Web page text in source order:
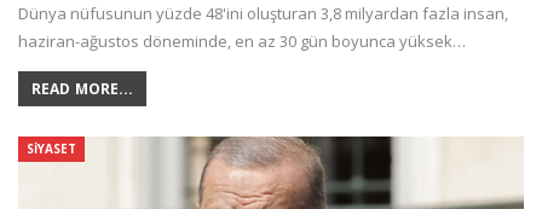
Dünya nüfusunun yüzde 48'ini oluşturan 3,8 milyardan fazla insan,
haziran-ağustos döneminde, en az 30 gün boyunca yüksek…
READ MORE...
SIYASET